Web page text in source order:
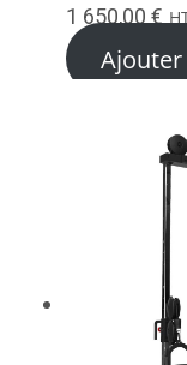
1 650,00 €